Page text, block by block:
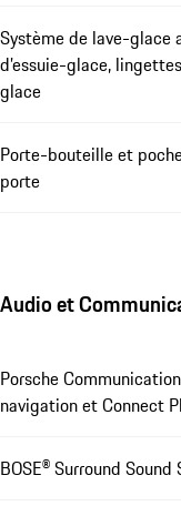
Système de lave-glace
d’essuie-glace,
glace
Porte-bouteille et
porte
Audio et
Porsche
navigation et Connect
BOSE® Surround Sound